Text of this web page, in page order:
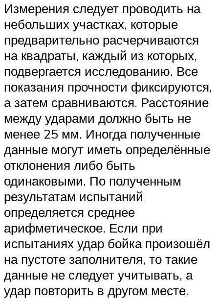
Измерения следует проводить на
небольших участках, которые
предварительно расчерчиваются
на квадраты, каждый из которых,
подвергается исследованию. Все
показания прочности фиксируются,
а затем сравниваются. Расстояние
между ударами должно быть не
менее 25 мм. Иногда полученные
данные могут иметь определённые
отклонения либо быть
одинаковыми. По полученным
результатам испытаний
определяется среднее
арифметическое. Если при
испытаниях удар бойка произошёл
на пустоте заполнителя, то такие
данные не следует учитывать, а
удар повторить в другом месте.